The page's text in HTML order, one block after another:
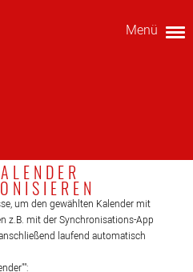
Menü
um den gewählten Kalender mit
z.B. mit der Synchronisations-App
laufend automatisch